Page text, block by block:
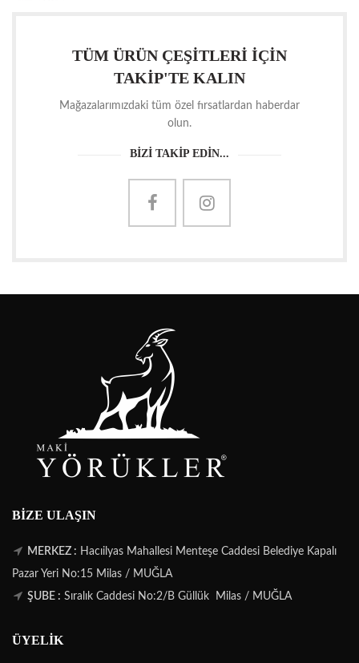
TÜM ÜRÜN ÇEŞİTLERİ İÇİN
TAKİP'TE KALIN
Mağazalarımızdaki tüm özel fırsatlardan haberdar
olun.
BİZİ TAKİP EDİN...
BIZE ULAŞIN
MERKEZ : Hacıilyas Mahallesi Menteşe Caddesi Belediye Kapalı
Pazar Yeri No:15 Milas / MUĞLA
ŞUBE : Sıralık Caddesi No:2/B Güllük Milas / MUĞLA
ÜYELİK